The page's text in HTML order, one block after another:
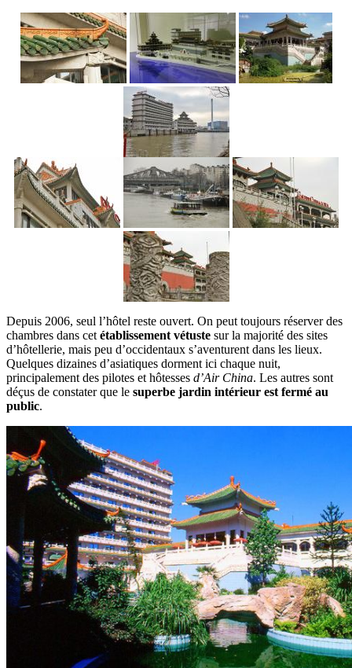
Depuis 2006, seul l’hôtel reste ouvert. On peut toujours réserver des
chambres dans cet établissement vétuste sur la majorité des sites
d’hôtellerie, mais peu d’occidentaux s’aventurent dans les lieux.
Quelques dizaines d’asiatiques dorment ici chaque nuit,
principalement des pilotes et hôtesses d’Air China. Les autres sont
déçus de constater que le superbe jardin intérieur est fermé au
public.